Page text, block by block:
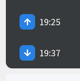
19:25
19:37